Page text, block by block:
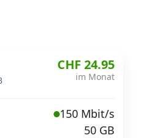
Schweiz
abfragen
CHF 24.95
im Monat
150 Mbit/s
50 GB